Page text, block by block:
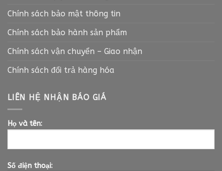
Chính sách bảo mật thông tin
Chính sách bảo hành sản phẩm
Chính sách vận chuyển – Giao nhận
Chính sách đổi trả hàng hóa
LIÊN HỆ NHẬN BÁO GIÁ
Họ và tên:
Số điện thoại: